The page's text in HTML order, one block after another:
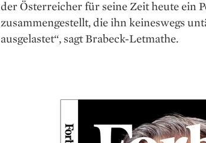
der ­Österreicher für seine Zeit heute ein
zusammengestellt, die ihn keineswegs
ausgelastet“, sagt Brabeck-Letmathe.